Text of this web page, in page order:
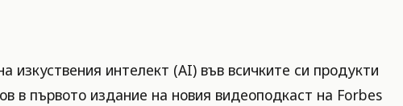
интелект (AI) във всичките си продукти
в първото издание на новия видеоподкаст на Forbes